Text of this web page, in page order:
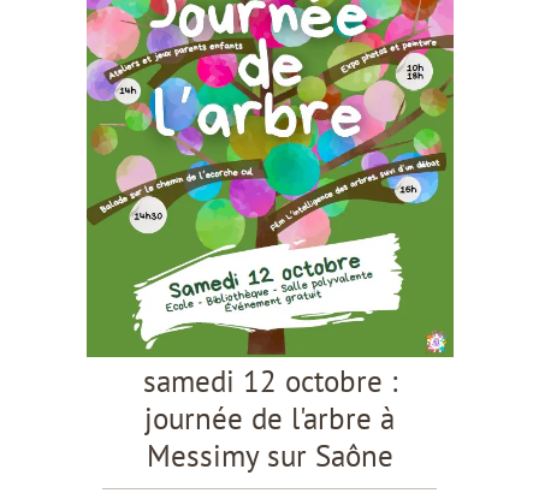
samedi 12 octobre :
journée de l'arbre à
Messimy sur Saône